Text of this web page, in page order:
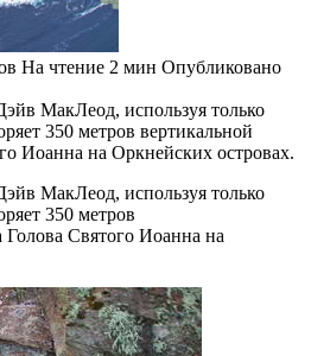
На чтение 2 мин Опубликовано
МакЛеод, используя только
350 метров вертикальной
Иоанна на Оркнейских островах.
МакЛеод, используя только
350 метров
Голова Святого Иоанна на